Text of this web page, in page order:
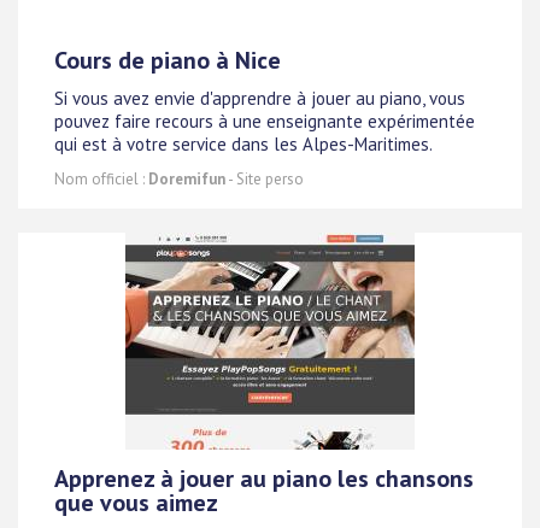
Cours de piano à Nice
Si vous avez envie d'apprendre à jouer au piano, vous
pouvez faire recours à une enseignante expérimentée
qui est à votre service dans les Alpes-Maritimes.
Nom officiel : Doremifun- Site perso
Apprenez à jouer au piano les chansons
que vous aimez